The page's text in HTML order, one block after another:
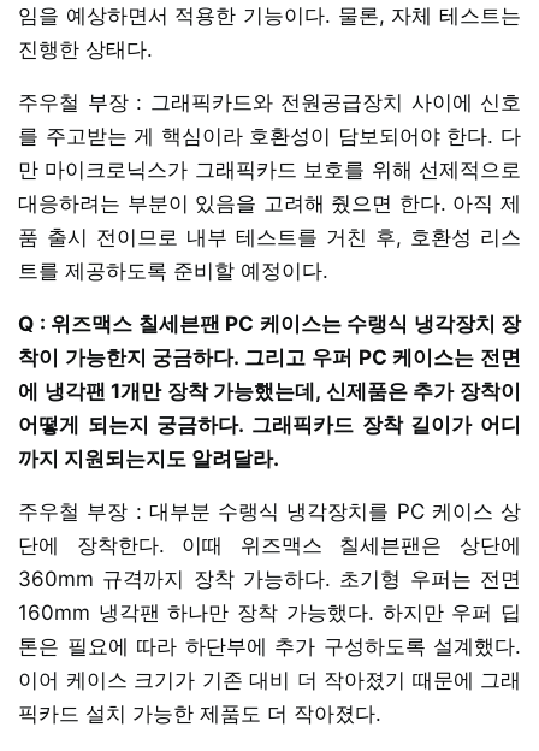
임을 예상하면서 적용한 기능이다. 물론, 자체 테스트는
진행한 상태다.
주우철 부장 : 그래픽카드와 전원공급장치 사이에 신호
를 주고받는 게 핵심이라 호환성이 담보되어야 한다. 다
만 마이크로닉스가 그래픽카드 보호를 위해 선제적으로
대응하려는 부분이 있음을 고려해 줬으면 한다. 아직 제
품 출시 전이므로 내부 테스트를 거친 후, 호환성 리스
트를 제공하도록 준비할 예정이다.
Q : 위즈맥스 칠세븐팬 PC 케이스는 수랭식 냉각장치 장
착이 가능한지 궁금하다. 그리고 우퍼 PC 케이스는 전면
에 냉각팬 1개만 장착 가능했는데, 신제품은 추가 장착이
어떻게 되는지 궁금하다. 그래픽카드 장착 길이가 어디
까지 지원되는지도 알려달라.
주우철 부장 : 대부분 수랭식 냉각장치를 PC 케이스 상
단에 장착한다. 이때 위즈맥스 칠세븐팬은 상단에
360mm 규격까지 장착 가능하다. 초기형 우퍼는 전면
160mm 냉각팬 하나만 장착 가능했다. 하지만 우퍼 딥
톤은 필요에 따라 하단부에 추가 구성하도록 설계했다.
이어 케이스 크기가 기존 대비 더 작아졌기 때문에 그래
픽카드 설치 가능한 제품도 더 작아졌다.